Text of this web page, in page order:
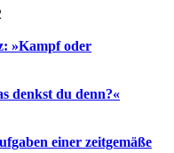
»Kampf oder
denkst du denn?«
einer zeitgemäße